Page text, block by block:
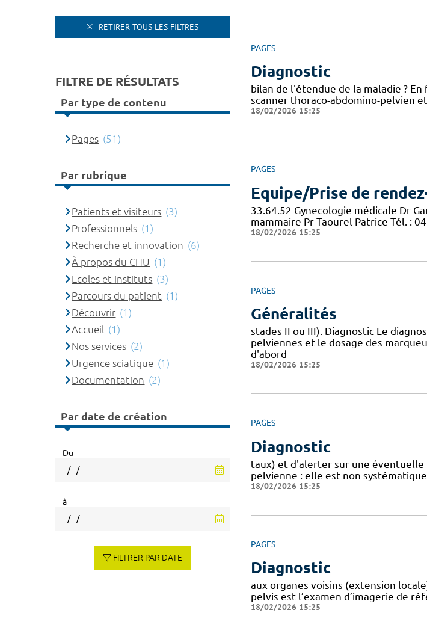
PAGES
Diagnostic
bilan de l'étendue de la maladie ?
scanner thoraco-abdomino-pelvien
18/02/2026 15:25
PAGES
Equipe/Prise de
33.64.52 Gynecologie médicale Dr
mammaire Pr Taourel Patrice Tél. :
18/02/2026 15:25
PAGES
Généralités
stades II ou III). Diagnostic Le
pelviennes et le dosage des
d'abord
18/02/2026 15:25
PAGES
Diagnostic
taux) et d'alerter sur une éventuelle
pelvienne : elle est non
18/02/2026 15:25
PAGES
Diagnostic
aux organes voisins (extension
pelvis est l’examen d’imagerie de
18/02/2026 15:25
RETIRER TOUS LES FILTRES
FILTRE DE RÉSULTATS
Par type de contenu
Pages (51)
Par rubrique
Patients et visiteurs (3)
Professionnels (1)
Recherche et innovation (6)
À propos du CHU (1)
Ecoles et instituts (3)
Parcours du patient (1)
Découvrir (1)
Accueil (1)
Nos services (2)
Urgence sciatique (1)
Documentation (2)
Par date de création
Du
à
FILTRER PAR DATE